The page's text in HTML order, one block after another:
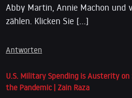
Abby Martin, Annie Machon und
zählen. Klicken Sie […]
Antworten
U.S. Military Spending is Austerity
the Pandemic | Zain Raza